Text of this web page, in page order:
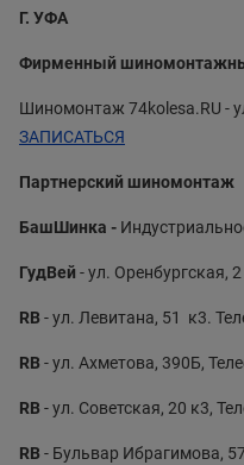
Г. УФА
Фирменный
Шиномонтаж 74kolesa.RU -
ЗАПИСАТЬСЯ
Партнерский шиномонтаж
БашШинка -
ГудВей - ул. Оренбургская,
RB - ​ул. Левитана, 51 к3.
RB - ул. Ахметова, 390Б,
RB - ул. Советская, 20 к3,
RB - Бульвар Ибрагимова,